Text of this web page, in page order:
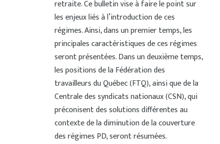
retraite. Ce bulletin vise à faire le point sur
les enjeux liés à l’introduction de ces
régimes. Ainsi, dans un premier temps, les
principales caractéristiques de ces régimes
seront présentées. Dans un deuxième temps,
les positions de la Fédération des
travailleurs du Québec (FTQ), ainsi que de la
Centrale des syndicats nationaux (CSN), qui
préconisent des solutions différentes au
contexte de la diminution de la couverture
des régimes PD, seront résumées.